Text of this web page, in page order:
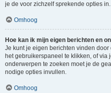
je de voor zichzelf sprekende opties in.
Omhoog
Hoe kan ik mijn eigen berichten en
Je kunt je eigen berichten vinden
het gebruikerspaneel te klikken, of via
onderwerpen te zoeken moet je de
nodige opties invullen.
Omhoog